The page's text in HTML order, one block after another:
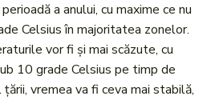
a anului, cu maxime ce nu
Celsius în majoritatea zonelor.
vor fi și mai scăzute, cu
10 grade Celsius pe timp de
vremea va fi ceva mai stabilă,